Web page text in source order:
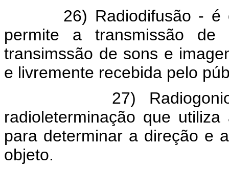
26) Radiodifusão - é o
permite a transmissão
transimssão de sons e
e livremente recebida pelo
27)
radioleterminação que
para determinar a direção e
objeto.